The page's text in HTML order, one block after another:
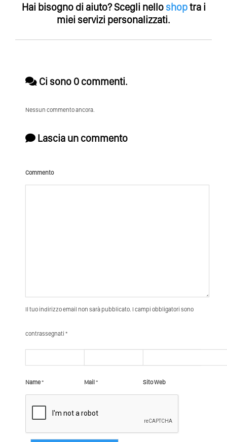
Hai bisogno di aiuto?Scegli nello shoptra i
miei servizi personalizzati.
Ci sono 0 commenti.
Nessun commento ancora.
Lascia un commento
Commento
Il tuo indirizzo email non sarà pubblicato. I campi obbligatori sono
contrassegnati *
Name* Mail* Sito Web